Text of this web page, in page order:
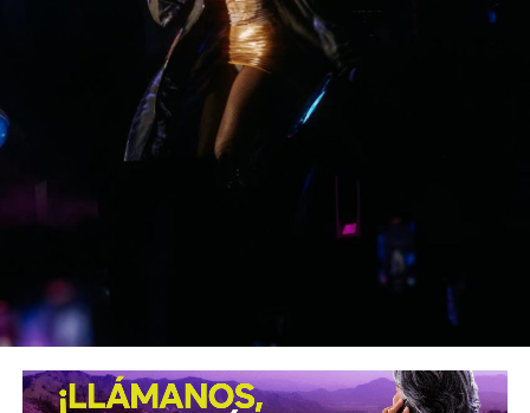
Consejo Directivo para trabajar en beneficio de la
“desde el Gobierno del Cambio se impulsan
y reconocen las alianzas que fortalecen la justicia y la
legalidad en el Estado,
porque sólo con unidad y trabajo
coordinado, vamos a seguir en el camino correcto para la
construcción de un San Luis Potosí más fuerte e
incluyente, bajo la premisa de propiciar un ejercicio público
basado en el respeto a la ley, priorizando que la justicia
También lee: Gloria Trevi abre la fiesta de la Fenapo 2026